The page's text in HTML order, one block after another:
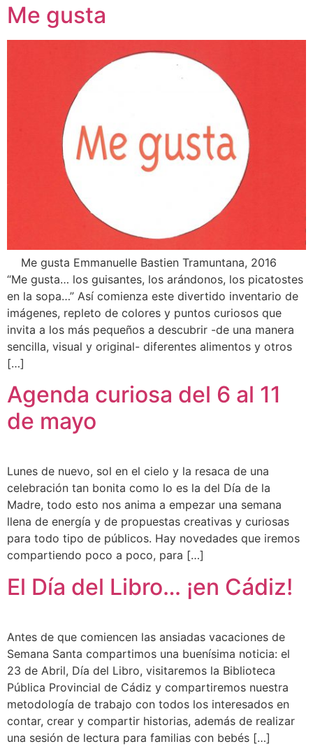
Me gusta
Me gusta Emmanuelle Bastien Tramuntana, 2016
“Me gusta… los guisantes, los arándonos, los picatostes
en la sopa…” Así comienza este divertido inventario de
imágenes, repleto de colores y puntos curiosos que
invita a los más pequeños a descubrir -de una manera
sencilla, visual y original- diferentes alimentos y otros
[…]
Agenda curiosa del 6 al 11
de mayo
Lunes de nuevo, sol en el cielo y la resaca de una
celebración tan bonita como lo es la del Día de la
Madre, todo esto nos anima a empezar una semana
llena de energía y de propuestas creativas y curiosas
para todo tipo de públicos. Hay novedades que iremos
compartiendo poco a poco, para […]
El Día del Libro… ¡en Cádiz!
Antes de que comiencen las ansiadas vacaciones de
Semana Santa compartimos una buenísima noticia: el
23 de Abril, Día del Libro, visitaremos la Biblioteca
Pública Provincial de Cádiz y compartiremos nuestra
metodología de trabajo con todos los interesados en
contar, crear y compartir historias, además de realizar
una sesión de lectura para familias con bebés […]